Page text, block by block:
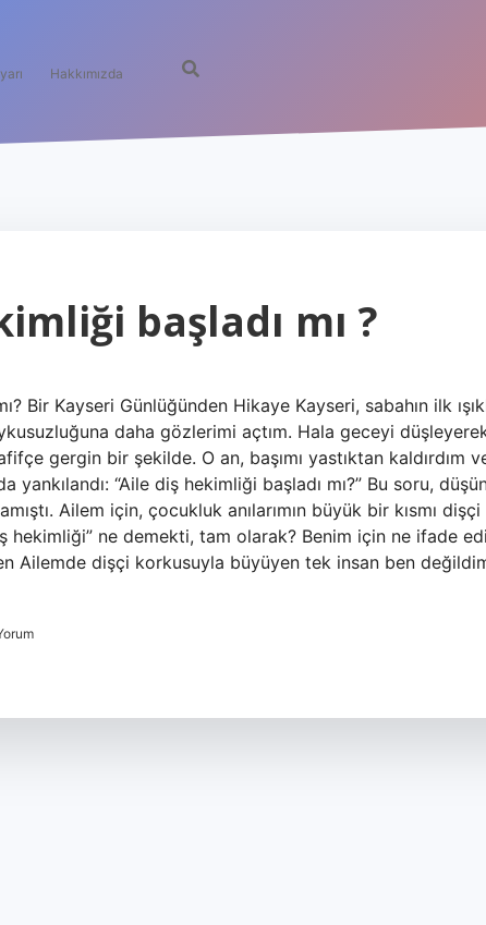
Hakkımızda
başladı mı ?
Bir Kayseri Günlüğünden Hikaye Kayseri, sabahın ilk
daha gözlerimi açtım. Hala geceyi
gergin bir şekilde. O an, başımı yastıktan kaldırdım
“Aile diş hekimliği başladı mı?” Bu soru,
Ailem için, çocukluk anılarımın büyük bir kısmı
hekimliği” ne demekti, tam olarak? Benim için ne ifade
Ailemde dişçi korkusuyla büyüyen tek insan ben